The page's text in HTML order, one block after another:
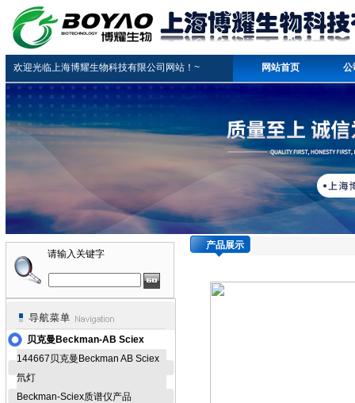
欢迎光临上海博耀生物科技有限公司网站！~ 网站首页 公
请输入关键字
贝克曼Beckman-AB Sciex
144667贝克曼Beckman AB Sciex
氘灯
Beckman-Sciex质谱仪产品
产品展示